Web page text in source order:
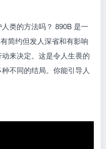
类的方法吗？ 890B 是一
简约但发人深省和有影响
来决定。这是令人生畏的
不同的结局。你能引导人